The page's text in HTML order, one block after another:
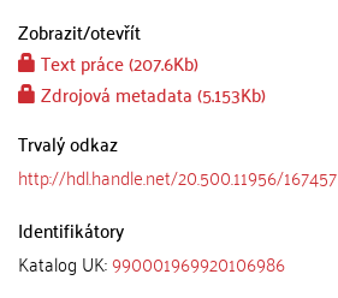
Zobrazit/otevřít
Text práce (207.6Kb)
Zdrojová metadata (5.153Kb)
Trvalý odkaz
http://hdl.handle.net/20.500.11956/167457
Identifikátory
Katalog UK:990001969920106986